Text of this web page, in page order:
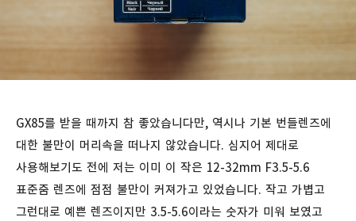
GX85를 받을 때까지 참 좋았습니다만, 역시나 기본 번들렌즈에
대한 불만이 머리속을 떠나지 않았습니다. 심지어 제대로
사용해보기도 전에 저는 이미 이 작은 12-32mm F3.5-5.6
표준줌 렌즈에 점점 불만이 커져가고 있었습니다. 작고 가볍고
그런대로 예쁜 렌즈이지만 3.5-5.6이라는 숫자가 미워 보였고